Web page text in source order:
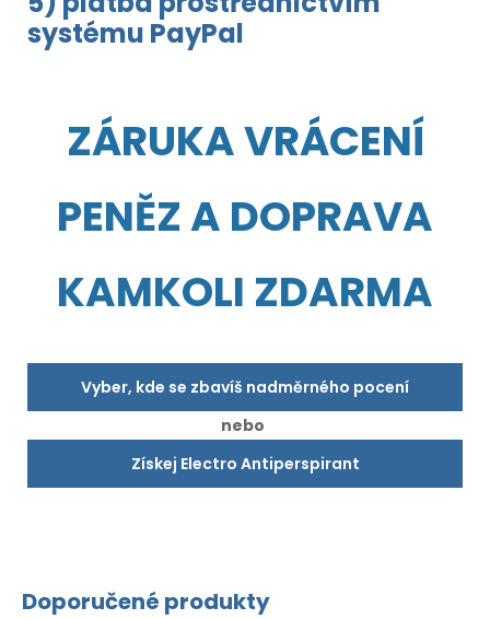
systému PayPal
ZÁRUKA VRÁCENÍ
PENĚZ A DOPRAVA
KAMKOLI ZDARMA
Vyber, kde se zbavíš nadměrného pocení
nebo
Získej Electro Antiperspirant
Doporučené produkty